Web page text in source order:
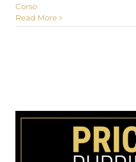
Corso
Read More